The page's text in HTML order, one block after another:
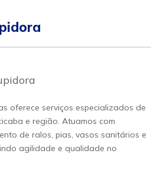
oferece serviços especializados de
e região. Atuamos com
de ralos, pias, vasos sanitários e
agilidade e qualidade no